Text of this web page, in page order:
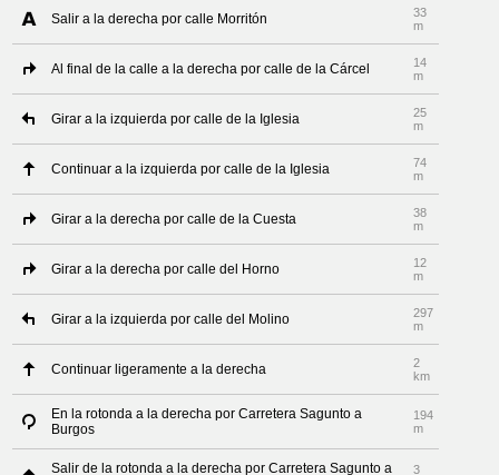
Salir a la derecha por calle Morritón
33
m
Al final de la calle a la derecha por calle de la Cárcel
14
m
Girar a la izquierda por calle de la Iglesia
25
m
Continuar a la izquierda por calle de la Iglesia
74
m
Girar a la derecha por calle de la Cuesta
38
m
Girar a la derecha por calle del Horno
12
m
Girar a la izquierda por calle del Molino
297
m
Continuar ligeramente a la derecha
2
km
En la rotonda a la derecha por Carretera Sagunto a
Burgos
194
m
Salir de la rotonda a la derecha por Carretera Sagunto a
3